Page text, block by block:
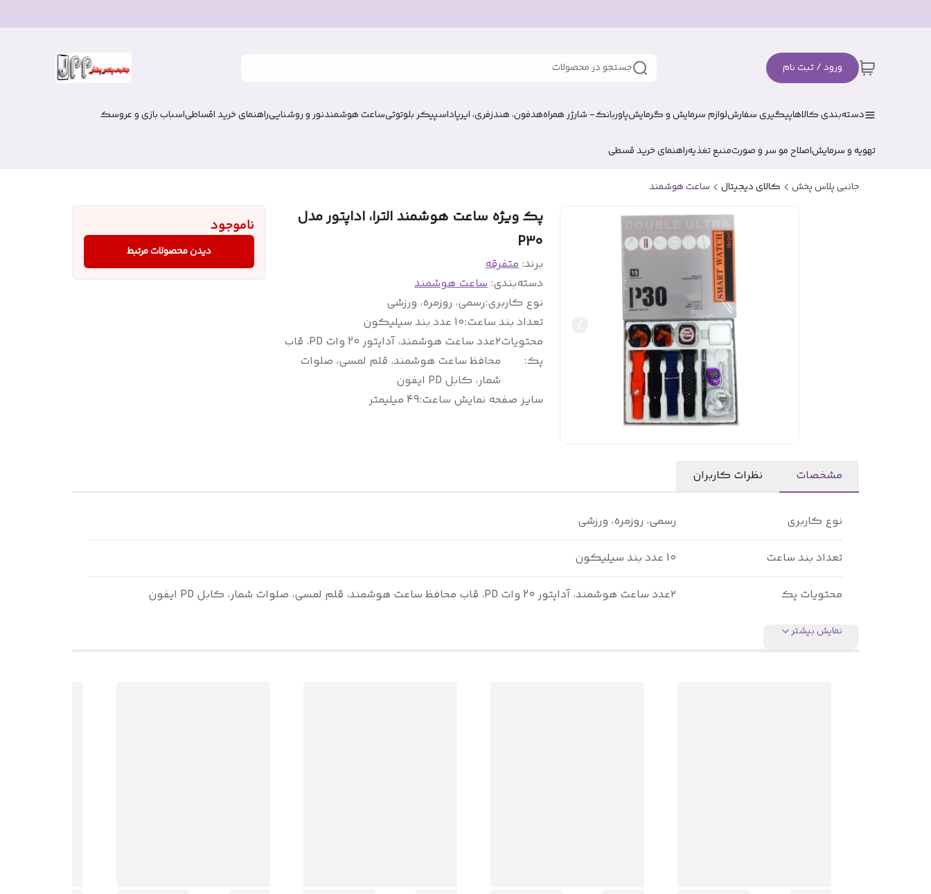
ورود / ثبت نام جستجو در محصولات
دسته‌بندی کالاهاپیگیری سفارشلوازم سرمایش و گرمایشپاوربانک- شارژر همراههدفون، هندزفری، ایرپاداسپیکر بلوتوثیساعت هوشمندنور و روشناییراهنمای خرید اقساطیاسباب بازی و عروسک
تهویه و سرمایشاصلاح مو سر و صورتمنبع تغذیهراهنمای خرید قسطی
جانبی پلاس پخش کالای دیجیتال ساعت هوشمند
پک ویژه ساعت هوشمند الترا، اداپتور مدل
P30
برند:متفرقه
دسته‌بندی:ساعت هوشمند
نوع کاربری:رسمی، روزمره، ورزشی
تعداد بند ساعت:10 عدد بند سیلیکون
محتویات
پک:
۲عدد ساعت هوشمند، آداپتور 20 وات PD، قاب
محافظ ساعت هوشمند، قلم لمسی، صلوات
شمار، کابل PD ایفون
سایز صفحه نمایش ساعت:49 میلیمتر
ناموجود
دیدن محصولات مرتبط
مشخصات نظرات کاربران
نوع کاربری رسمی، روزمره، ورزشی
تعداد بند ساعت 10 عدد بند سیلیکون
محتویات پک ۲عدد ساعت هوشمند، آداپتور 20 وات PD، قاب محافظ ساعت هوشمند، قلم لمسی، صلوات شمار، کابل PD ایفون
نمایش بیشتر